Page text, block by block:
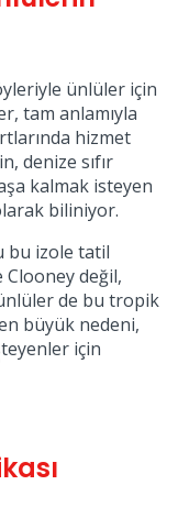
ünlüler için
tam anlamıyla
hizmet
denize sıfır
kalmak isteyen
biliniyor.
bu izole tatil
Clooney değil,
de bu tropik
büyük nedeni,
için